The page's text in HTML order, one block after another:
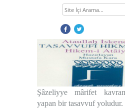
Şâzeliyye mârifet
yapan bir tasavvuf yoludur.